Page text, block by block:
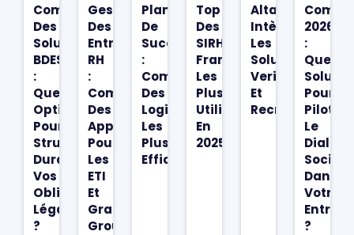
Comparatif
Des
Solutions
BDESE
:
Quelles
Options
Pour
Structurer
Durablement
Vos
Obligations
Légales
?
Gestion
Des
Entretiens
RH
:
Comparatif
Des
Approches
Pour
Les
ETI
Et
Grands
Groupes
Plan
De
Succession
:
Comparateur
Des
Logiciels
Les
Plus
Efficaces
Top
Des
SIRH
Français
Les
Plus
Utilisés
En
2025
Altays
Intègre
Les
Solutions
Verifdiploma
Et
Recrutdiploma
2026
:
Quelles
Pour
Piloter
Le
Social
Dans
Votre
?